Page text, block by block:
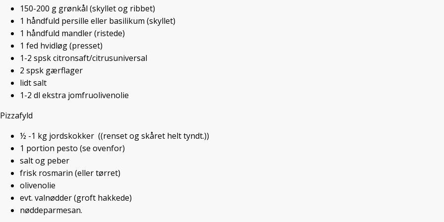
Ordet trefarvet forbinder de fleste nok med is – trefarvet is, om det findes mere? Jeg vil
gerne introducere en trefarvet pizza. Denne skønne jordskokkepizza er nemlig kraftigt
trefarvet – særlig før den bliver bagt. Der er revet rødbede i dejen, som gør bunden flot
pink. Grønkåls pestoen er selvsagt smuk grøn, og jordskokkerne er ret hvide.
150-200 g grønkål (skyllet og ribbet)
1 håndfuld persille eller basilikum (skyllet)
1 håndfuld mandler(ristede)
1 fed hvidløg(presset)
1-2 spskcitronsaft/citrusuniversal
2 spsk gærflager
lidtsalt
1-2 dl ekstra jomfruolivenolie
Pizzafyld
½ -1 kg jordskokker ((renset og skåret helt tyndt.))
1 portion pesto (se ovenfor)
salt og peber
frisk rosmarin (eller tørret)
olivenolie
evt. valnødder(groft hakkede)
nøddeparmesan.